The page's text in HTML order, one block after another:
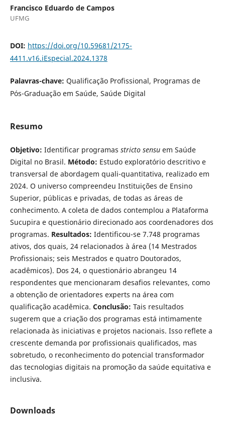
Francisco Eduardo de Campos
UFMG
DOI: https://doi.org/10.59681/2175-
4411.v16.iEspecial.2024.1378
Palavras-chave: Qualificação Profissional, Programas de
Pós-Graduação em Saúde, Saúde Digital
Resumo
Objetivo: Identificar programas stricto sensuem Saúde
Digital no Brasil. Método: Estudo exploratório descritivo e
transversal de abordagem quali-quantitativa, realizado em
2024. O universo compreendeu Instituições de Ensino
Superior, públicas e privadas, de todas as áreas de
conhecimento. A coleta de dados contemplou a Plataforma
Sucupira e questionário direcionado aos coordenadores dos
programas. Resultados: Identificou-se 7.748 programas
ativos, dos quais, 24 relacionados à área (14 Mestrados
Profissionais; seis Mestrados e quatro Doutorados,
acadêmicos). Dos 24, o questionário abrangeu 14
respondentes que mencionaram desafios relevantes, como
a obtenção de orientadores experts na área com
qualificação acadêmica. Conclusão: Tais resultados
sugerem que a criação dos programas está intimamente
relacionada às iniciativas e projetos nacionais. Isso reflete a
crescente demanda por profissionais qualificados, mas
sobretudo, o reconhecimento do potencial transformador
das tecnologias digitais na promoção da saúde equitativa e
inclusiva.
Downloads